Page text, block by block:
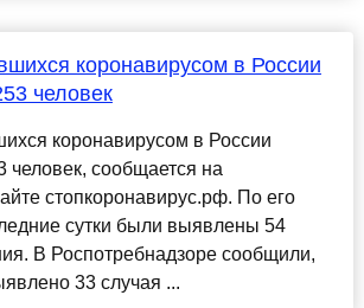
коронавирусом в России
человек
коронавирусом в России
человек, сообщается на
стопкоронавирус.рф. По его
сутки были выявлены 54
В Роспотребнадзоре сообщили,
33 случая ...